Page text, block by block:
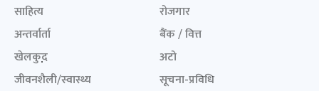
साहित्य
अन्तर्वार्ता
खेलकुद़़
जीवनशैली/स्वास्थ्य
रोजगार
बैंक / वित्त
अटो
सूचना-प्रविधि